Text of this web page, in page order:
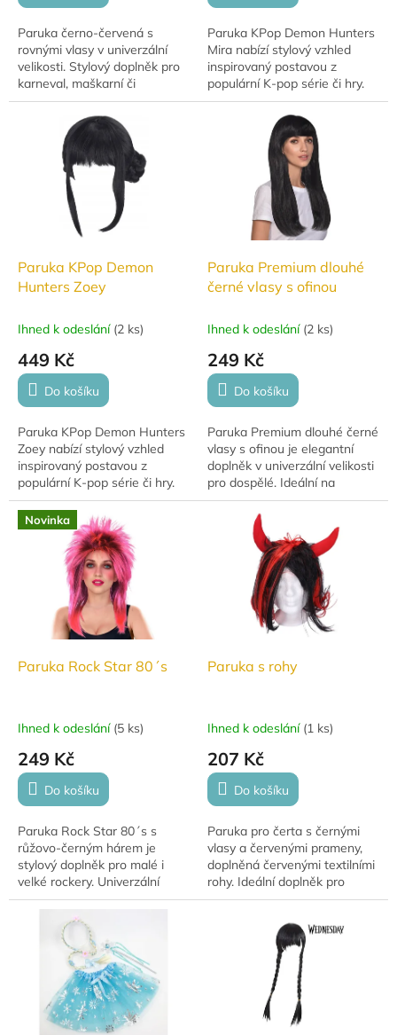
Paruka černo‑červená s
rovnými vlasy v univerzální
velikosti. Stylový doplněk pro
karneval, maškarní či
tematické párty.
Paruka KPop Demon Hunters
Mira nabízí stylový vzhled
inspirovaný postavou z
populární K-pop série či hry.
Ideální doplněk pro cosplay,
tematické akce i originální
Paruka KPop Demon
Hunters Zoey
Ihned k odeslání (2 ks)
449 Kč
Do košíku
Paruka KPop Demon Hunters
Zoey nabízí stylový vzhled
inspirovaný postavou z
populární K-pop série či hry.
Ideální doplněk pro cosplay,
tematické akce i originální
styling.
Paruka Premium dlouhé
černé vlasy s ofinou
Ihned k odeslání (2 ks)
249 Kč
Do košíku
Paruka Premium dlouhé černé
vlasy s ofinou je elegantní
doplněk v univerzální velikosti
pro dospělé. Ideální na
karneval, párty i tematické
kostýmy.
Novinka
Paruka Rock Star 80´s
Ihned k odeslání (5 ks)
249 Kč
Do košíku
Paruka Rock Star 80´s s
růžovo‑černým hárem je
stylový doplněk pro malé i
velké rockery. Univerzální
velikost vhodná pro dospělé.
Paruka s rohy
Ihned k odeslání (1 ks)
207 Kč
Do košíku
Paruka pro čerta s černými
vlasy a červenými prameny,
doplněná červenými textilními
rohy. Ideální doplněk pro
čertovské kostýmy. Vhodné